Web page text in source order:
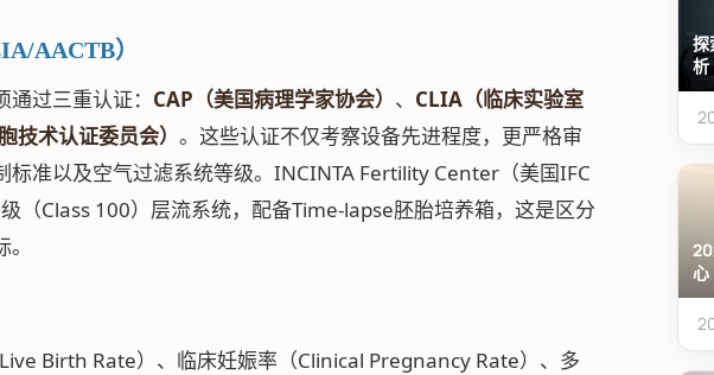
AACTB）
过三重认证： CAP（美国病理学家协会） 、 CLIA（临床实验室
技术认证委员会） 。这些认证不仅考察设备先进程度，更严格审
标准以及空气过滤系统等级。INCINTA Fertility Center（美国IFC
（Class 100）层流系统，配备Time-lapse胚胎培养箱，这是区分
Birth Rate）、临床妊娠率（Clinical Pregnancy Rate）、多
探
析
心